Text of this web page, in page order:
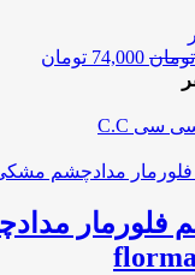
تومان 74,000 تومان
فلورمار